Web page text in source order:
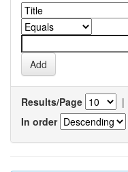
Results/Page |
In order